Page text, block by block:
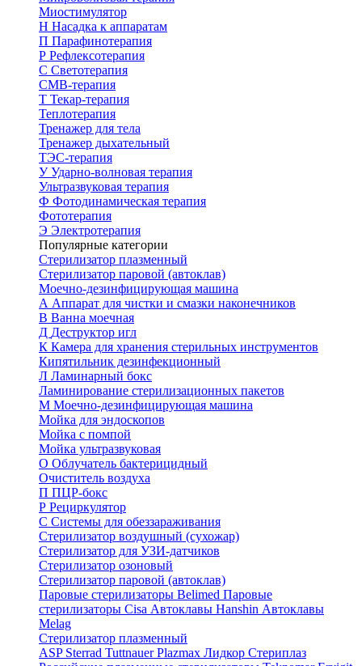
Миостимулятор
Н Насадка к аппаратам
П Парафинотерапия
Р Рефлексотерапия
С Светотерапия
СМВ-терапия
Т Текар-терапия
Теплотерапия
Тренажер для тела
Тренажер дыхательный
ТЭС-терапия
УУдарно-волновая терапия
Ультразвуковая терапия
Ф Фотодинамическая терапия
Фототерапия
Э Электротерапия
Популярные категории
Стерилизатор плазменный
Стерилизатор паровой (автоклав)
Моечно-дезинфицирующая машина
А Аппарат для чистки и смазки наконечников
В Ванна моечная
Д Деструктор игл
К Камера для хранения стерильных инструментов
Кипятильник дезинфекционный
Л Ламинарный бокс
Ламинирование стерилизационных пакетов
М Моечно-дезинфицирующая машина
Мойка для эндоскопов
Мойка с помпой
Мойка ультразвуковая
О Облучатель бактерицидный
Очиститель воздуха
П ПЦР-бокс
Р Рециркулятор
С Системы для обеззараживания
Стерилизатор воздушный (сухожар)
Стерилизатор для УЗИ-датчиков
Стерилизатор озоновый
Стерилизатор паровой (автоклав)
Паровые стерилизаторы Belimed Паровые
стерилизаторы Cisa Автоклавы Hanshin Автоклавы
Melag
Стерилизатор плазменный
ASP Sterrad Tuttnauer Plazmax Лидкор Стериплаз